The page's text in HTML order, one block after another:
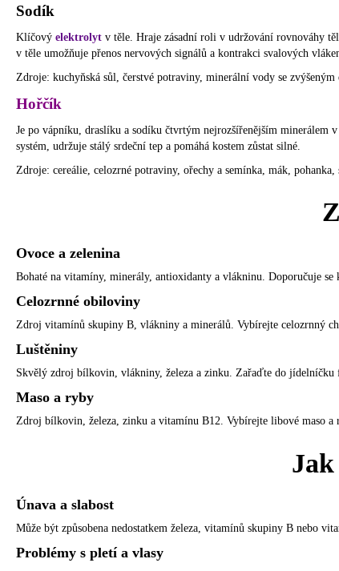
Sodík
Klíčový elektrolyt v těle. Hraje zásadní roli v udržování rovnováhy
v těle umožňuje přenos nervových signálů a kontrakci svalových
Zdroje: kuchyňská sůl, čerstvé potraviny, minerální vody se zvýšeným
Hořčík
Je po vápníku, draslíku a sodíku čtvrtým nejrozšířenějším minerálem
systém, udržuje stálý srdeční tep a pomáhá kostem zůstat silné.
Zdroje: cereálie, celozrné potraviny, ořechy a semínka, mák,
Ovoce a zelenina
Bohaté na vitamíny, minerály, antioxidanty a vlákninu. Doporučuje se
Celozrnné obiloviny
Zdroj vitamínů skupiny B, vlákniny a minerálů. Vybírejte celozrnný
Luštěniny
Skvělý zdroj bílkovin, vlákniny, železa a zinku. Zařaďte do jídelníčku
Maso a ryby
Zdroj bílkovin, železa, zinku a vitamínu B12. Vybírejte libové maso a
Únava a slabost
Může být způsobena nedostatkem železa, vitamínů skupiny B nebo
Problémy s pletí a vlasy